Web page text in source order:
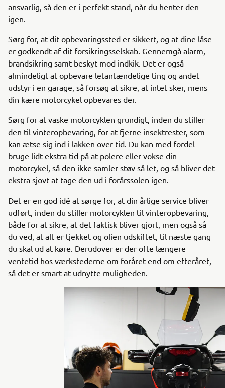
ansvarlig, så den er i perfekt stand, når du henter den
igen.
Sørg for, at dit opbevaringssted er sikkert, og at dine låse
er godkendt af dit forsikringsselskab. Gennemgå alarm,
brandsikring samt beskyt mod indkik. Det er også
almindeligt at opbevare letantændelige ting og andet
udstyr i en garage, så forsøg at sikre, at intet sker, mens
din kære motorcykel opbevares der.
Sørg for at vaske motorcyklen grundigt, inden du stiller
den til vinteropbevaring, for at fjerne insektrester, som
kan ætse sig ind i lakken over tid. Du kan med fordel
bruge lidt ekstra tid på at polere eller vokse din
motorcykel, så den ikke samler støv så let, og så bliver det
ekstra sjovt at tage den ud i forårssolen igen.
Det er en god idé at sørge for, at din årlige service bliver
udført, inden du stiller motorcyklen til vinteropbevaring,
både for at sikre, at det faktisk bliver gjort, men også så
du ved, at alt er tjekket og olien udskiftet, til næste gang
du skal ud at køre. Derudover er der ofte længere
ventetid hos værkstederne om foråret end om efteråret,
så det er smart at udnytte muligheden.